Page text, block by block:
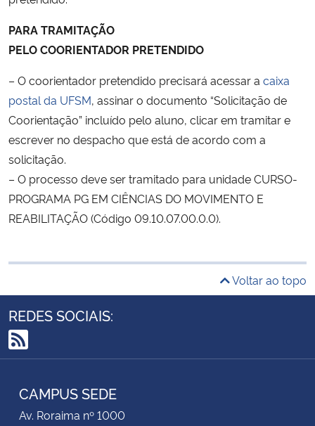
PARA TRAMITAÇÃO
PELOCOORIENTADOR PRETENDIDO
– O coorientador pretendido precisará acessar a caixa
postal da UFSM, assinar o documento “Solicitação de
Coorientação” incluído pelo aluno, clicar em tramitar e
escrever no despacho que está de acordo com a
solicitação.
– O processo deve ser tramitado para unidade CURSO-
PROGRAMA PG EM CIÊNCIAS DO MOVIMENTO E
REABILITAÇÃO (Código 09.10.07.00.0.0).
Voltar ao topo
REDES SOCIAIS:
RSS
CAMPUS SEDE
Av. Roraima nº 1000